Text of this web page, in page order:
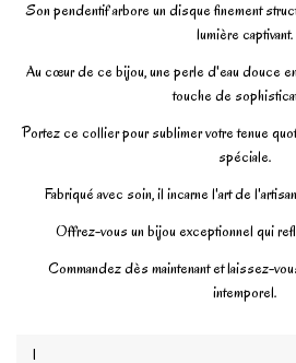
Son pendentif arbore un disque finement
lumière captivant.
Au cœur de ce bijou, une perle d'eau douce
touche de
Portez ce collier pour sublimer votre tenue
spéciale.
Fabriqué avec soin, il incarne l'art de
Offrez-vous un bijou exceptionnel qui
Commandez dès maintenant et laissez-
intemporel.